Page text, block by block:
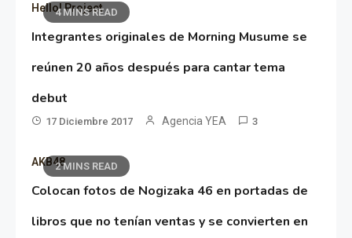
4 MINS READ
Hello! Project
Integrantes originales de Morning Musume se
reúnen 20 años después para cantar tema
debut
17 Diciembre 2017 Agencia YEA 3
2 MINS READ
AKB48
Colocan fotos de Nogizaka 46 en portadas de
libros que no tenían ventas y se convierten en